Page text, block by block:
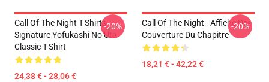
Call Of The Night T-Shirts -
Signature Yofukashi No Uta
Classic T-Shirt
24,38 € - 28,06 €
-20%
Call Of The Night - Affiche De
Couverture Du Chapitre
18,21 € - 42,22 €
-20%